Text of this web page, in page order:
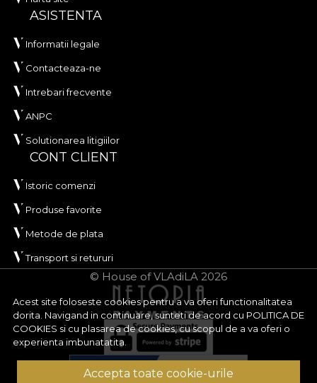
Acest site foloseste cookies pentru a va oferi functionalitatea
dorita. Navigand in continuare, sunteti de acord cu POLITICA DE
COOKIES si cu plasarea de cookies, cu scopul de a va oferi o
experienta imbunatatita.
Accepta toate cookie-urile
ASISTENTA
Informatii legale
Contacteaza-ne
Intrebari frecvente
ANPC
Solutionarea litigiilor
CONT CLIENT
Istoric comenzi
Produse favorite
Metode de plata
Transport si retururi
© House of VLAdiLA 2026